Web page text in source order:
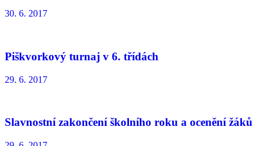
30. 6. 2017
Piškvorkový turnaj v 6. třídách
29. 6. 2017
Slavnostní zakončení školního roku a ocenění žáků